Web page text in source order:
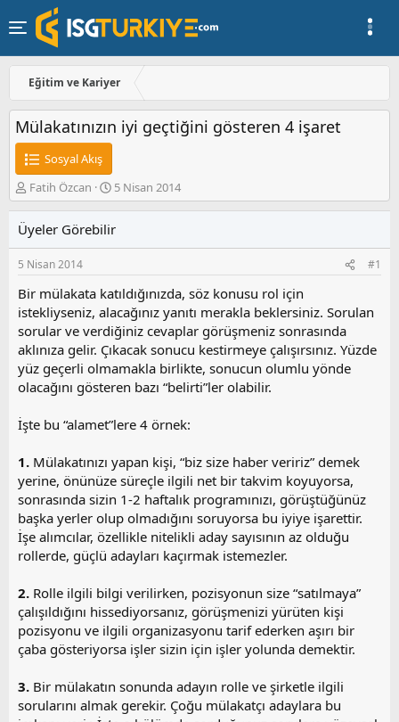
Eğitim ve Kariyer
Mülakatınızın iyi geçtiğini gösteren 4 işaret
Sosyal Akış
K
o
u
y
u
a
ş
l
a
t
a
n
Fatih Özcan
B
a
l
a
ı
ç
t
a
r
i
h
5 Nisan 2014
Üyeler Görebilir
5 Nisan 2014 #1
Bir mülakata katıldığınızda, söz konusu rol için
istekliyseniz, alacağınız yanıtı merakla beklersiniz. Sorulan
sorular ve verdiğiniz cevaplar görüşmeniz sonrasında
aklınıza gelir. Çıkacak sonucu kestirmeye çalışırsınız. Yüzde
yüz geçerli olmamakla birlikte, sonucun olumlu yönde
olacağını gösteren bazı “belirti”ler olabilir.
İşte bu “alamet”lere 4 örnek:
1. Mülakatınızı yapan kişi, “biz size haber veririz” demek
yerine, önünüze süreçle ilgili net bir takvim koyuyorsa,
sonrasında sizin 1-2 haftalık programınızı, görüştüğünüz
başka yerler olup olmadığını soruyorsa bu iyiye işarettir.
İşe alımcılar, özellikle nitelikli aday sayısının az olduğu
rollerde, güçlü adayları kaçırmak istemezler.
2. Rolle ilgili bilgi verilirken, pozisyonun size “satılmaya”
çalışıldığını hissediyorsanız, görüşmenizi yürüten kişi
pozisyonu ve ilgili organizasyonu tarif ederken aşırı bir
çaba gösteriyorsa işler sizin için işler yolunda demektir.
3. Bir mülakatın sonunda adayın rolle ve şirketle ilgili
sorularını almak gerekir. Çoğu mülakatçı adaylara bu